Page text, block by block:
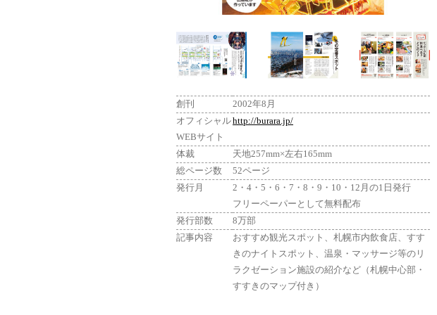
創刊
2002年8月
オフィシャル
WEBサイト
http://burara.jp/
体裁
天地257mm×左右165mm
総ページ数
52ページ
発行月
2・4・5・6・7・8・9・10・12月の1日発行
フリーペーパーとして無料配布
発行部数
8万部
記事内容
おすすめ観光スポット、札幌市内飲食店、すす
きのナイトスポット、温泉・マッサージ等のリ
ラクゼーション施設の紹介など（札幌中心部・
すすきのマップ付き）